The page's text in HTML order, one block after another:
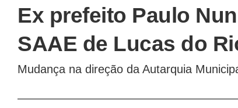
Ex prefeito Paulo
SAAE de Lucas do
Mudança na direção da Autarquia